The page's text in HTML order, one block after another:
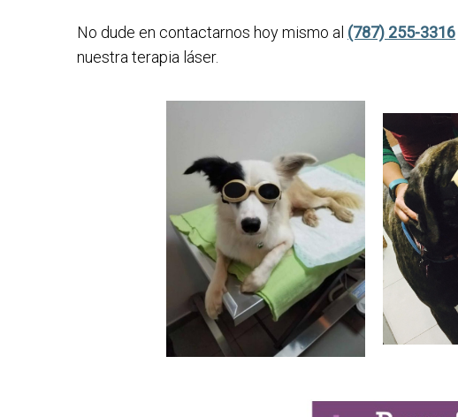
No dude en contactarnos hoy mismo al (787) 255-3316
nuestra terapia láser.